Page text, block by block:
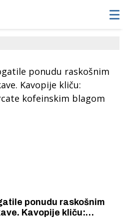
ponudu raskošnim
Kavopije kliču: